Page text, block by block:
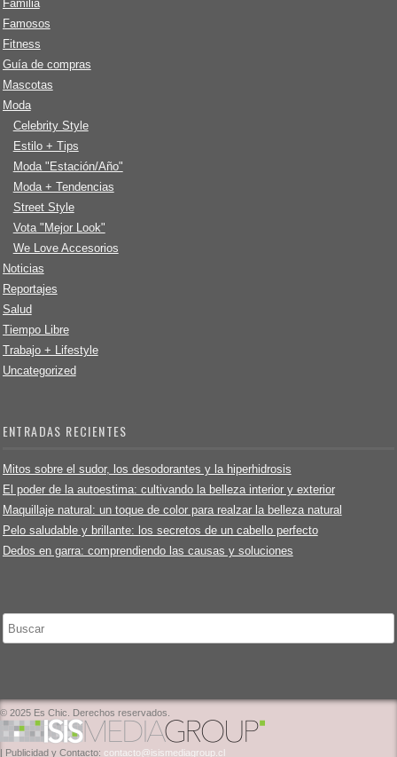
Familia
Famosos
Fitness
Guía de compras
Mascotas
Moda
Celebrity Style
Estilo + Tips
Moda "Estación/Año"
Moda + Tendencias
Street Style
Vota "Mejor Look"
We Love Accesorios
Noticias
Reportajes
Salud
Tiempo Libre
Trabajo + Lifestyle
Uncategorized
ENTRADAS RECIENTES
Mitos sobre el sudor, los desodorantes y la hiperhidrosis
El poder de la autoestima: cultivando la belleza interior y exterior
Maquillaje natural: un toque de color para realzar la belleza natural
Pelo saludable y brillante: los secretos de un cabello perfecto
Dedos en garra: comprendiendo las causas y soluciones
Buscar
© 2025 Es Chic. Derechos reservados.
| Publicidad y Contacto: contacto@isismediagroup.cl